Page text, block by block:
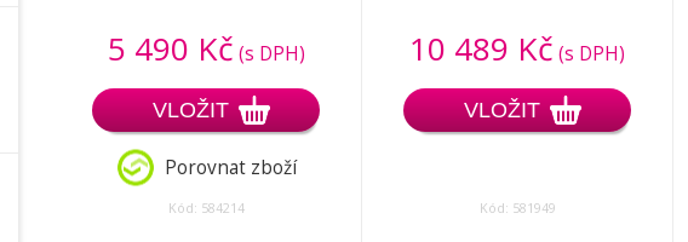
5 490 Kč (s DPH)
VLOŽIT
Porovnat zboží
Kód: 584214
10 489 Kč (s DPH)
VLOŽIT
Kód: 581949